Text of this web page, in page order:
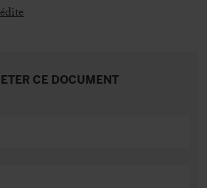
CE DOCUMENT